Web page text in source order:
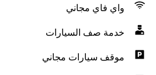
واي فاي مجاني
خدمة صف السيارات
موقف سيارات مجاني